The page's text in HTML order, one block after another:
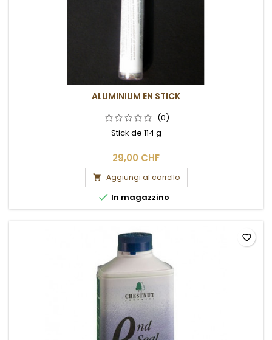
ALUMINIUM EN STICK
(0)
Stick de 114 g
29,00 CHF
 Aggiungi al carrello
 In magazzino
favorite_border